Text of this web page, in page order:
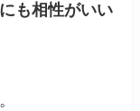
も相性がいい